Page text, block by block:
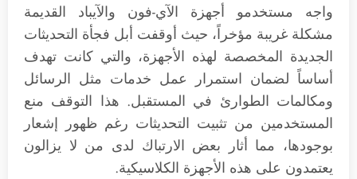
واجه مستخدمو أجهزة الآي-فون والآيباد القديمة
مشكلة غريبة مؤخراً، حيث أوقفت أبل فجأة التحديثات
الجديدة المخصصة لهذه الأجهزة، والتي كانت تهدف
أساساً لضمان استمرار عمل خدمات مثل الرسائل
ومكالمات الطوارئ في المستقبل. هذا التوقف منع
المستخدمين من تثبيت التحديثات رغم ظهور إشعار
بوجودها، مما أثار بعض الارتباك لدى من لا يزالون
يعتمدون على هذه الأجهزة الكلاسيكية.